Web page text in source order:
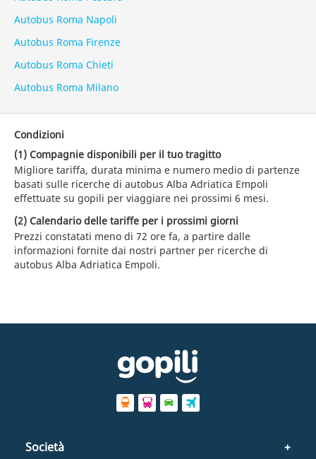
Autobus Roma Napoli
Autobus Roma Firenze
Autobus Roma Chieti
Autobus Roma Milano
Condizioni
(1) Compagnie disponibili per il tuo tragitto
Migliore tariffa, durata minima e numero medio di partenze
basati sulle ricerche di autobus Alba Adriatica Empoli
effettuate su gopili per viaggiare nei prossimi 6 mesi.
(2) Calendario delle tariffe per i prossimi giorni
Prezzi constatati meno di 72 ore fa, a partire dalle
informazioni fornite dai nostri partner per ricerche di
autobus Alba Adriatica Empoli.
Società